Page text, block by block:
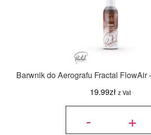
Barwnik do Aerografu Fractal FlowAir
19.99zł z Vat
-
ilość
Aerografu
Fractal
FlowAir -
Brown +